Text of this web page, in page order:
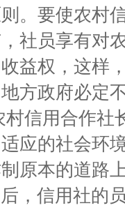
。要使农村
社员享有对
益权，这样
方政府必定
信用合作社
应的社会环
原本的道路
，信用社的